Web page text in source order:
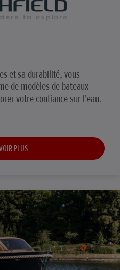
et sa durabilité, vous
de modèles de bateaux
votre confiance sur l'eau.
PLUS